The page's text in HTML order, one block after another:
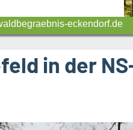
eckendorf.de
in der